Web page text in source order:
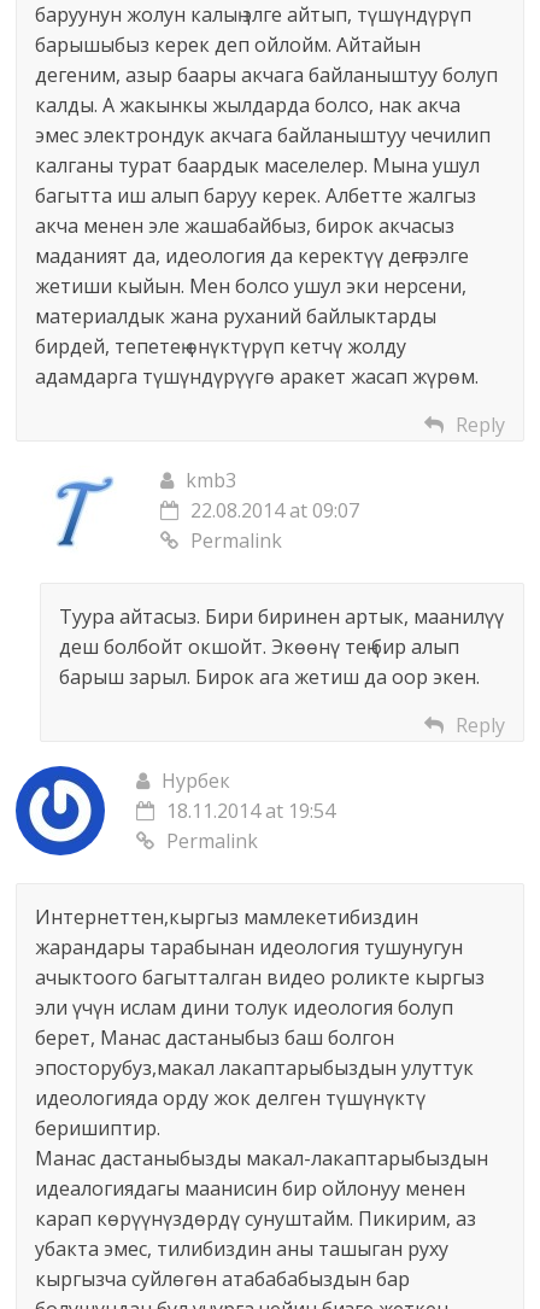
баруунун жолун калың элге айтып, түшүндүрүп
барышыбыз керек деп ойлойм. Айтайын
дегеним, азыр баары акчага байланыштуу болуп
калды. А жакынкы жылдарда болсо, нак акча
эмес электрондук акчага байланыштуу чечилип
калганы турат баардык маселелер. Мына ушул
багытта иш алып баруу керек. Албетте жалгыз
акча менен эле жашабайбыз, бирок акчасыз
маданият да, идеология да керектүү деңгээлге
жетиши кыйын. Мен болсо ушул эки нерсени,
материалдык жана руханий байлыктарды
бирдей, тепетең өнүктүрүп кетчү жолду
адамдарга түшүндүрүүгө аракет жасап жүрөм.
Reply
kmb3
22.08.2014 at 09:07
Permalink
Туура айтасыз. Бири биринен артык, маанилүү
деш болбойт окшойт. Экөөнү тең бир алып
барыш зарыл. Бирок ага жетиш да оор экен.
Reply
Нурбек
18.11.2014 at 19:54
Permalink
Интернеттен,кыргыз мамлекетибиздин
жарандары тарабынан идеология тушунугун
ачыктоого багытталган видео роликте кыргыз
эли үчүн ислам дини толук идеология болуп
берет, Манас дастаныбыз баш болгон
эпосторубуз,макал лакаптарыбыздын улуттук
идеологияда орду жок делген түшүнүктү
беришиптир.
Манас дастаныбызды макал-лакаптарыбыздын
идеалогиядагы маанисин бир ойлонуу менен
карап көрүүнүздөрдү сунуштайм. Пикирим, аз
убакта эмес, тилибиздин аны ташыган руху
кыргызча суйлөгөн атабабабыздын бар